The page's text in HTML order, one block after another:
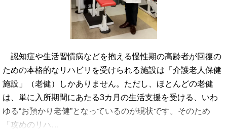
認知症や生活習慣病などを抱える慢性期の高齢者が回復の
ための本格的なリハビリを受けられる施設は「介護老人保健
施設」（老健）しかありません。ただし、ほとんどの老健
は、単に入所期間にあたる3カ月の生活支援を受ける、いわ
ゆる“お預かり老健”となっているのが現状です。そのため
「攻めのリハ…